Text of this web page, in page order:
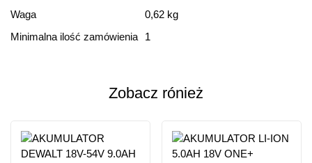
Waga
0,62 kg
Minimalna ilość zamówienia
1
Ocena i recenzja
Based on 0 Reviews
Ten produkt nie ma jeszcze opinii
Zobacz rónież